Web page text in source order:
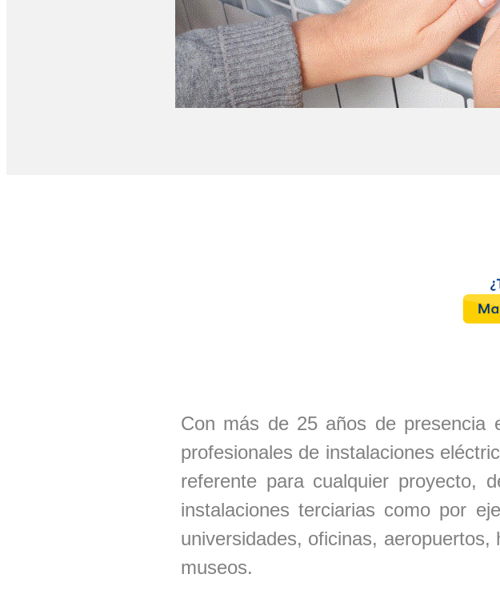
Con más de 25 años de presencia
profesionales de instalaciones
referente para cualquier proyecto,
instalaciones terciarias como por
universidades, oficinas,
museos.